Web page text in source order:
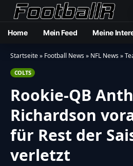
Home Mein Feed Meine
Startseite» Football News» NFL News»
COLTS
Rookie-QB
Richardson
für Rest der
verletzt